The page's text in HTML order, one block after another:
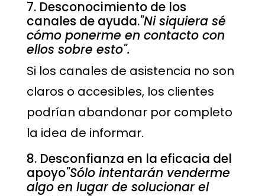
7. Desconocimiento de los
canales de ayuda."Ni siquiera sé
cómo ponerme en contacto con
ellos sobre esto".
Si los canales de asistencia no son
claros o accesibles, los clientes
podrían abandonar por completo
la idea de informar.
8. Desconfianza en la eficacia del
apoyo"Sólo intentarán venderme
algo en lugar de solucionar el